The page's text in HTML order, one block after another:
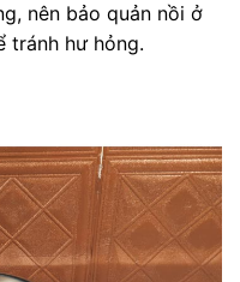
nên bảo quản nồi ở
tránh hư hỏng.